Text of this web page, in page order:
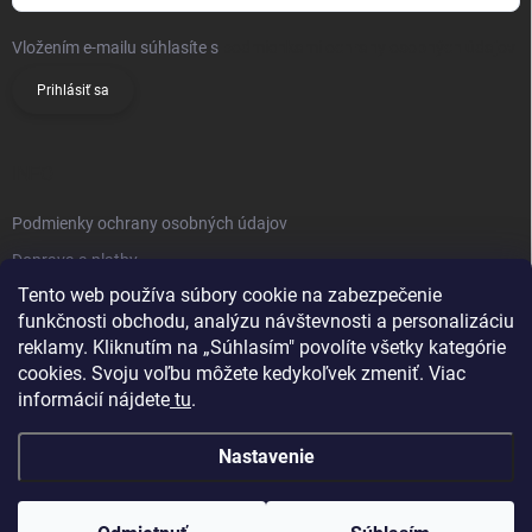
Tento web používa súbory cookie na zabezpečenie
funkčnosti obchodu, analýzu návštevnosti a personalizáciu
reklamy. Kliknutím na „Súhlasím" povolíte všetky kategórie
cookies. Svoju voľbu môžete kedykoľvek zmeniť. Viac
informácií nájdete tu.
Nastavenie
Vložením e-mailu súhlasíte s
Prihlásiť sa
Podmienky ochrany osobných údajov
Doprava a platby
Obchodné podmienky
Reklamačný poriadok
Vrátenie tovaru
Kontakty